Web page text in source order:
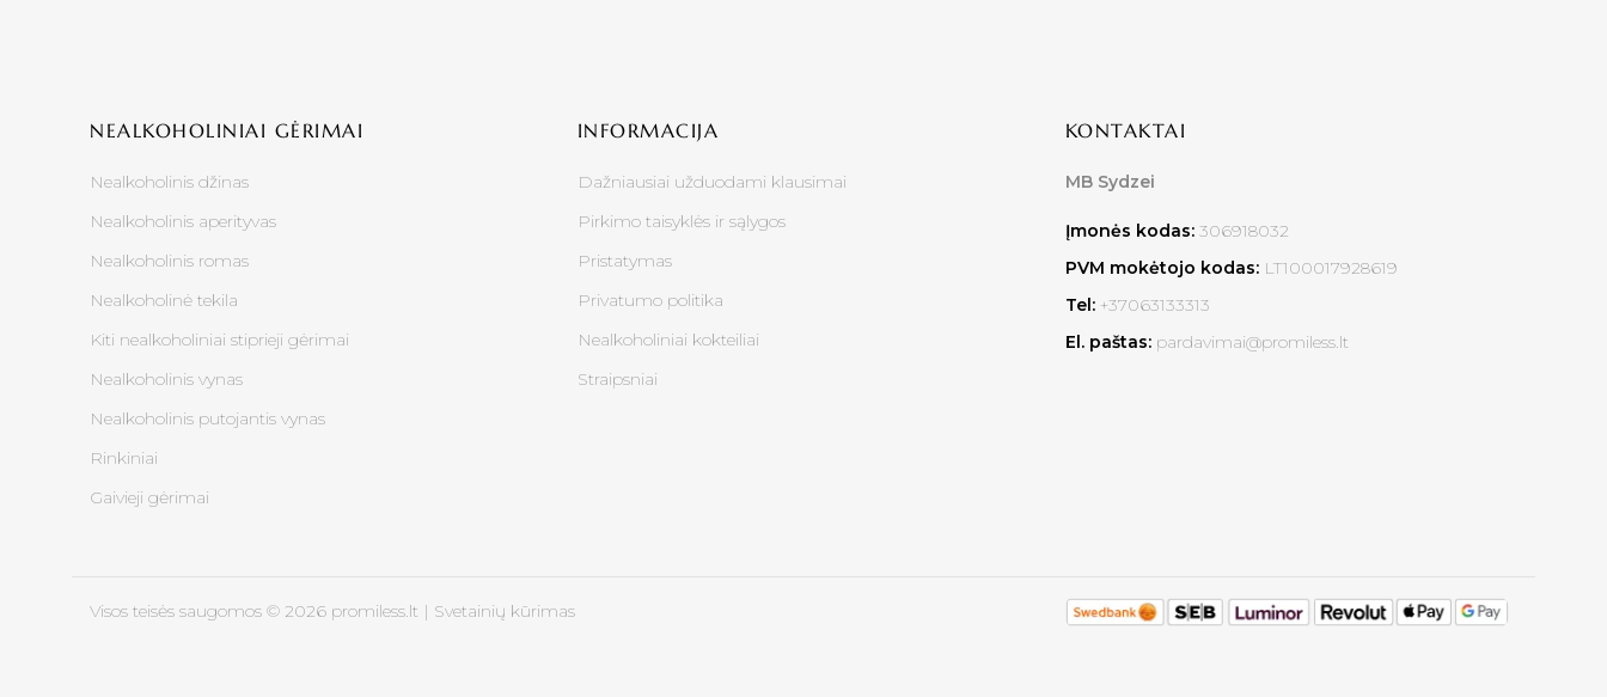
NEALKOHOLINIAI GĖRIMAI
Nealkoholinis džinas
Nealkoholinis aperityvas
Nealkoholinis romas
Nealkoholinė tekila
Kiti nealkoholiniai stiprieji gėrimai
Nealkoholinis vynas
Nealkoholinis putojantis vynas
Rinkiniai
Gaivieji gėrimai
INFORMACIJA
Dažniausiai užduodami klausimai
Pirkimo taisyklės ir sąlygos
Pristatymas
Privatumo politika
Nealkoholiniai kokteiliai
Straipsniai
KONTAKTAI
MB Sydzei
Įmonės kodas: 306918032
PVM mokėtojo kodas: LT100017928619
Tel:+37063133313
El. paštas:pardavimai@promiless.lt
Visos teisės saugomos © 2026 promiless.lt | Svetainių kūrimas